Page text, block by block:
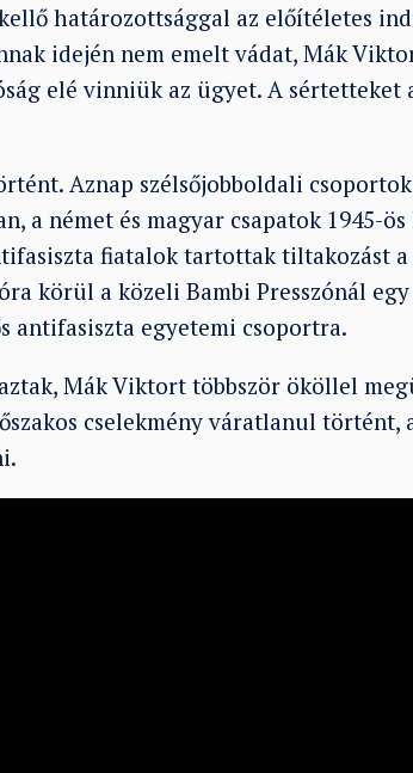
határozottsággal az előítéletes
idején nem emelt vádat, Mák
elé vinniük az ügyet. A sértetteket
Aznap szélsőjobboldali
a német és magyar csapatok 1945-
fiatalok tartottak tiltakozást
körül a közeli Bambi Presszónál
antifasiszta egyetemi csoportra.
Mák Viktort többször ököllel
cselekmény váratlanul történt,